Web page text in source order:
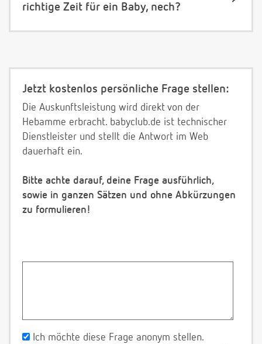
richtige Zeit für ein Baby, nech?
Jetzt kostenlos persönliche Frage stellen:
Die Auskunftsleistung wird direkt von der
Hebamme erbracht. babyclub.de ist technischer
Dienstleister und stellt die Antwort im Web
dauerhaft ein.
Bitte achte darauf, deine Frage ausführlich,
sowie in ganzen Sätzen und ohne Abkürzungen
zu formulieren!
Ich möchte diese Frage anonym stellen.